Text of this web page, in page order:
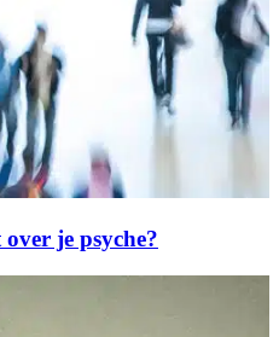
je psyche?